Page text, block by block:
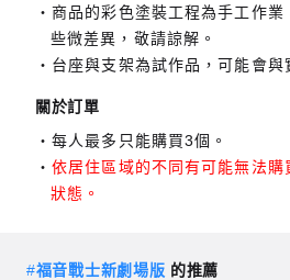
商品的彩色塗裝工程為手工作
些微差異，敬請諒解。
台座與支架為試作品，可能會與
關於訂單
每人最多只能購買3個。
依居住區域的不同有可能無法
狀態。
#福音戰士新劇場版 的推薦